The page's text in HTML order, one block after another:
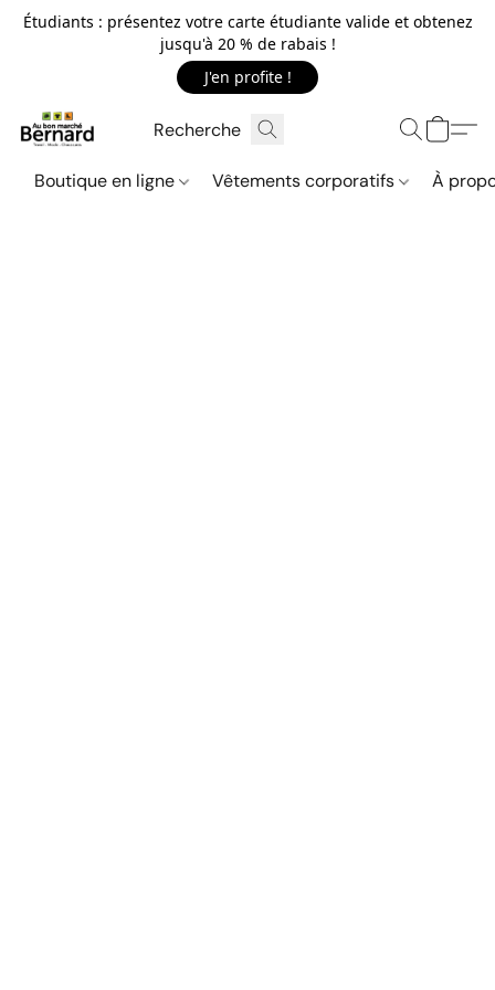
Étudiants : présentez votre carte étudiante valide et obtenez
jusqu'à 20 % de rabais !
J'en profite !
Boutique en ligne Vêtements corporatifs À